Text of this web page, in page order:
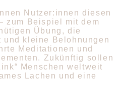
Nutzer:innen diesen
zum Beispiel mit dem
Übung, die
kleine Belohnungen
Meditationen und
Zukünftig sollen
Menschen weltweit
Lachen und eine